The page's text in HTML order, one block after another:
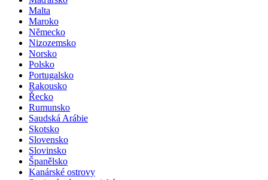
Malta
Maroko
Německo
Nizozemsko
Norsko
Polsko
Portugalsko
Rakousko
Řecko
Rumunsko
Saudská Arábie
Skotsko
Slovensko
Slovinsko
Španělsko
Kanárské ostrovy